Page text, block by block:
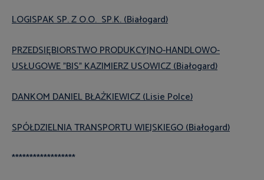
LOGISPAK SP. Z O.O. SP.K. (Białogard)
PRZEDSIĘBIORSTWO PRODUKCYJNO-HANDLOWO-
USŁUGOWE "BIS" KAZIMIERZ USOWICZ (Białogard)
DANKOM DANIEL BŁAŻKIEWICZ (Lisie Polce)
SPÓŁDZIELNIA TRANSPORTU WIEJSKIEGO (Białogard)
******************